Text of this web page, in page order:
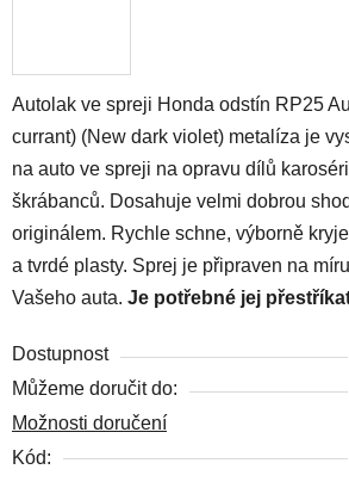
Autolak ve spreji Honda odstín RP25
currant) (New dark violet) metalíza je
na auto ve spreji na opravu dílů
škrábanců. Dosahuje velmi dobrou
originálem. Rychle schne, výborně
a tvrdé plasty. Sprej je připraven na
Vašeho auta. Je potřebné jej
Dostupnost
Můžeme doručit do:
Možnosti doručení
Kód: